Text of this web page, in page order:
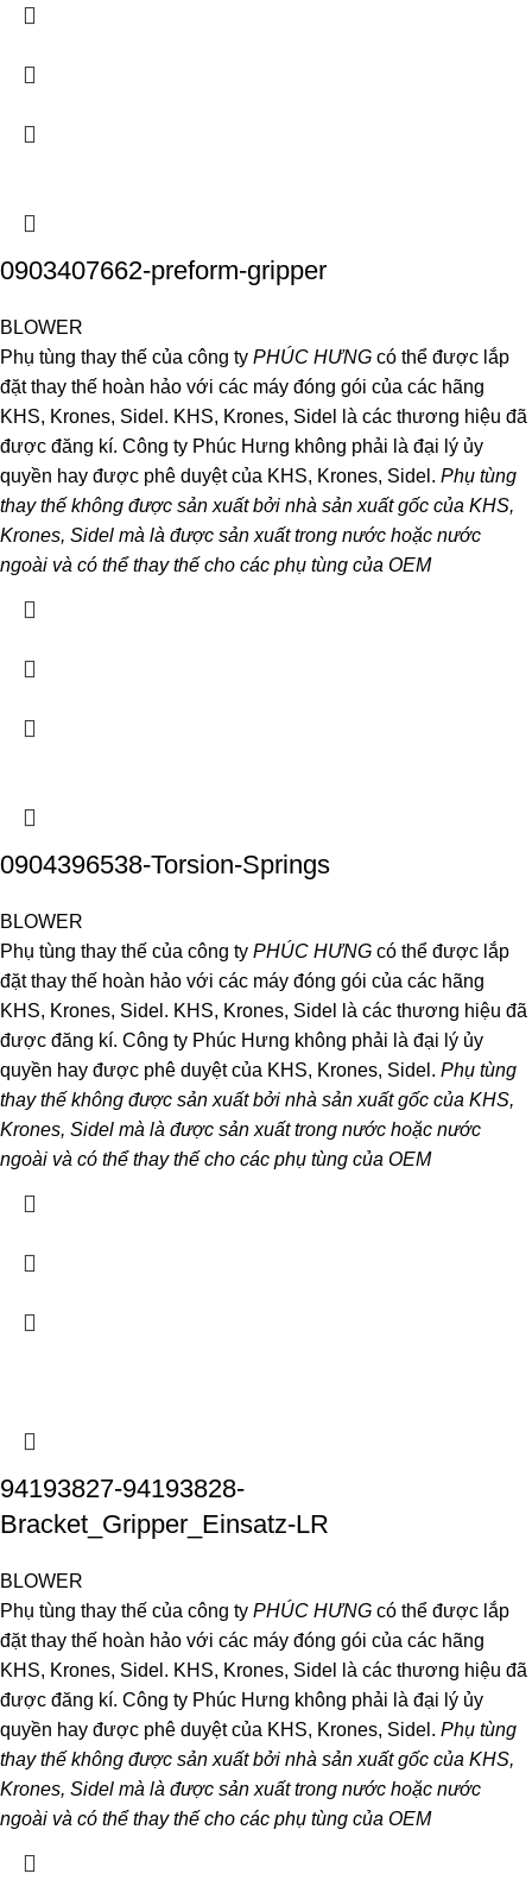
0903407662-preform-gripper
BLOWER
Phụ tùng thay thế của công ty PHÚC HƯNG có thể được lắp
đặt thay thế hoàn hảo với các máy đóng gói của các hãng
KHS, Krones, Sidel. KHS, Krones, Sidel là các thương hiệu đã
được đăng kí. Công ty Phúc Hưng không phải là đại lý ủy
quyền hay được phê duyệt của KHS, Krones, Sidel. Phụ tùng
thay thế không được sản xuất bởi nhà sản xuất gốc của KHS,
Krones, Sidel mà là được sản xuất trong nước hoặc nước
ngoài và có thể thay thế cho các phụ tùng của OEM
0904396538-Torsion-Springs
BLOWER
Phụ tùng thay thế của công ty PHÚC HƯNG có thể được lắp
đặt thay thế hoàn hảo với các máy đóng gói của các hãng
KHS, Krones, Sidel. KHS, Krones, Sidel là các thương hiệu đã
được đăng kí. Công ty Phúc Hưng không phải là đại lý ủy
quyền hay được phê duyệt của KHS, Krones, Sidel. Phụ tùng
thay thế không được sản xuất bởi nhà sản xuất gốc của KHS,
Krones, Sidel mà là được sản xuất trong nước hoặc nước
ngoài và có thể thay thế cho các phụ tùng của OEM
94193827-94193828-
Bracket_Gripper_Einsatz-LR
BLOWER
Phụ tùng thay thế của công ty PHÚC HƯNG có thể được lắp
đặt thay thế hoàn hảo với các máy đóng gói của các hãng
KHS, Krones, Sidel. KHS, Krones, Sidel là các thương hiệu đã
được đăng kí. Công ty Phúc Hưng không phải là đại lý ủy
quyền hay được phê duyệt của KHS, Krones, Sidel. Phụ tùng
thay thế không được sản xuất bởi nhà sản xuất gốc của KHS,
Krones, Sidel mà là được sản xuất trong nước hoặc nước
ngoài và có thể thay thế cho các phụ tùng của OEM